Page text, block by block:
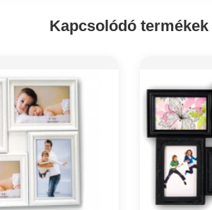
Kapcsolódó termékek